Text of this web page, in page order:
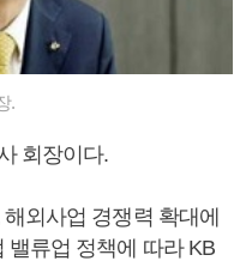
.
회장이다.
외사업 경쟁력 확대에
밸류업 정책에 따라 KB